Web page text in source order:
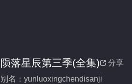
 分享
陨落星辰第三季(全集)
别名：yunluoxingchendisanji